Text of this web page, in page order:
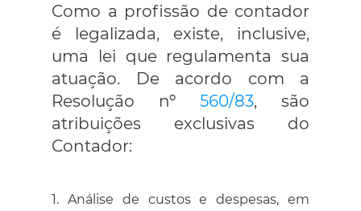
Como a profissão de contador
é legalizada, existe, inclusive,
uma lei que regulamenta sua
atuação. De acordo com a
Resolução nº 560/83, são
atribuições exclusivas do
Contador:
Análise de custos e despesas, em